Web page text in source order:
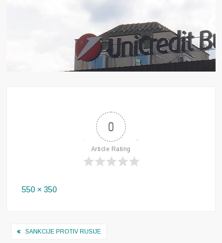
0
Article Rating
Full
550 × 350
Navigacija
SANKCIJE PROTIV RUSIJE